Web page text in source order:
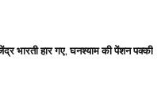
भारती हार गए, घनश्याम की पेंशन पक्की